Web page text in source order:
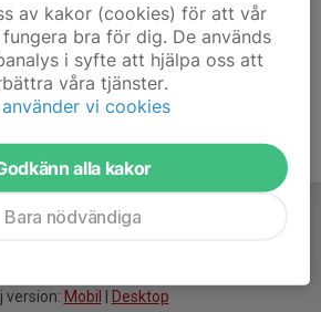
version: Mobil Desktop
av kakor (cookies) för att vår
bra för dig. De används
i syfte att hjälpa oss att
våra tjänster.
använder vi cookies
alla kakor
Bara nödvändiga